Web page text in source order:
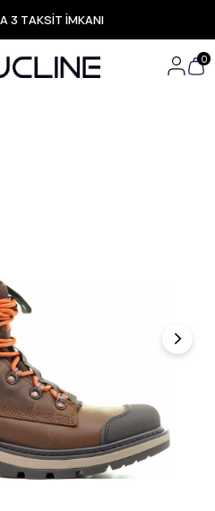
3 TAKSİT İMKANI
ÜCRETSİZ KARGO
Özel Fırsatlar
Hızlı Teslimat
0